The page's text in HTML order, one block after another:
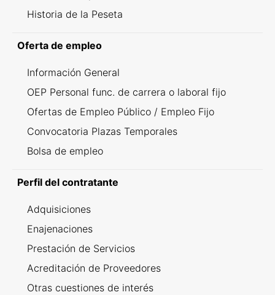
Historia de la Peseta
Oferta de empleo
Información General
OEP Personal func. de carrera o laboral fijo
Ofertas de Empleo Público / Empleo Fijo
Convocatoria Plazas Temporales
Bolsa de empleo
Perfil del contratante
Adquisiciones
Enajenaciones
Prestación de Servicios
Acreditación de Proveedores
Otras cuestiones de interés